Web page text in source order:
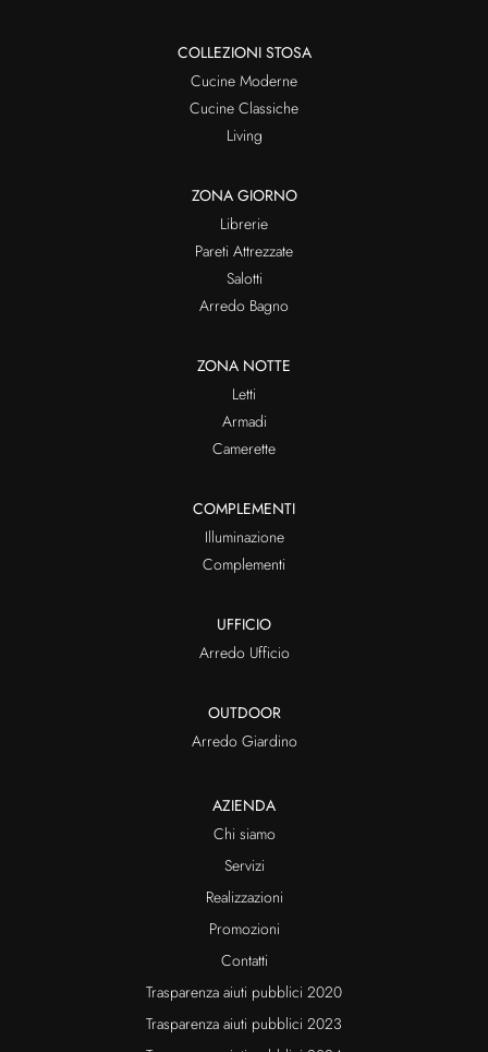
COLLEZIONI STOSA
Cucine Moderne
Cucine Classiche
Living
ZONA GIORNO
Librerie
Pareti Attrezzate
Salotti
Arredo Bagno
ZONA NOTTE
Letti
Armadi
Camerette
COMPLEMENTI
Illuminazione
Complementi
UFFICIO
Arredo Ufficio
OUTDOOR
Arredo Giardino
AZIENDA
Chi siamo
Servizi
Realizzazioni
Promozioni
Contatti
Trasparenza aiuti pubblici 2020
Trasparenza aiuti pubblici 2023